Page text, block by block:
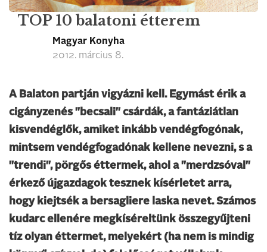
TOP 10 balatoni étterem
Magyar Konyha
2012. március 8.
A Balaton partján vigyázni kell. Egymást érik a
cigányzenés "becsali" csárdák, a fantáziátlan
kisvendéglők, amiket inkább vendégfogónak,
mintsem vendégfogadónak kellene nevezni, s a
"trendi", pörgős éttermek, ahol a "merdzsóval"
érkező újgazdagok tesznek kísérletet arra,
hogy kiejtsék a bersagliere laska nevet. Számos
kudarc ellenére megkíséreltünk összegyűjteni
tíz olyan éttermet, melyekért (ha nem is mindig